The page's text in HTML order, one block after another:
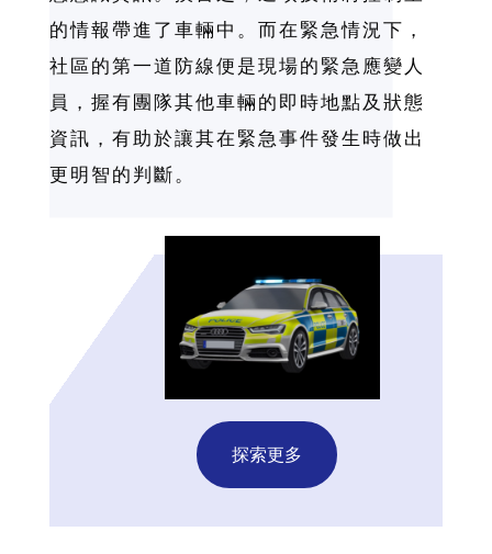
日本語
的情報帶進了車輛中。而在緊急情況下，
社區的第一道防線便是現場的緊急應變人
員，握有團隊其他車輛的即時地點及狀態
資訊，有助於讓其在緊急事件發生時做出
更明智的判斷。
探索更多